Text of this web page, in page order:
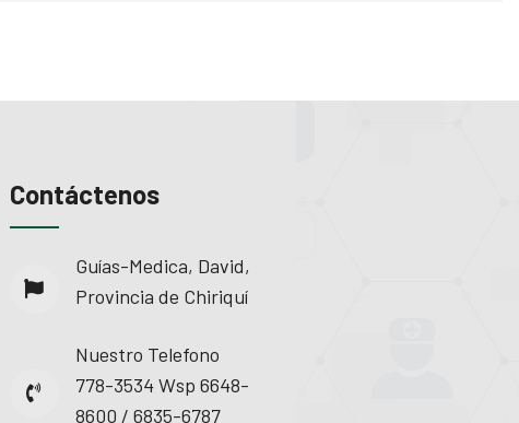
Contáctenos
Guías-Medica, David,
Provincia de Chiriquí
Nuestro Telefono
778-3534 Wsp 6648-
8600 / 6835-6787